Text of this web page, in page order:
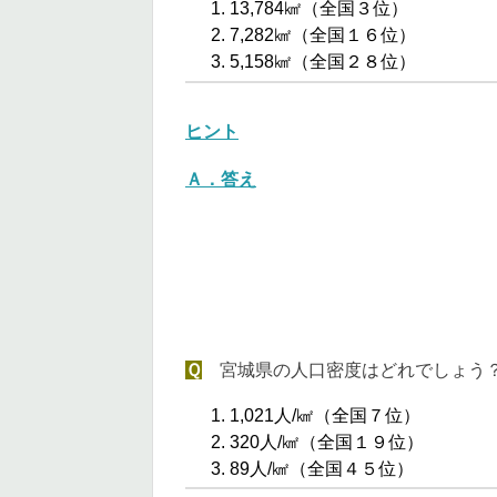
13,784㎢（全国３位）
7,282㎢（全国１６位）
5,158㎢（全国２８位）
ヒント
Ａ．答え
Ｑ 宮城県の人口密度はどれでしょう
1,021人/㎢（全国７位）
320人/㎢（全国１９位）
89人/㎢（全国４５位）